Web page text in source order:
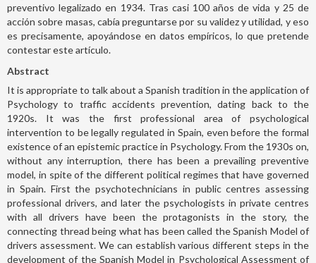
preventivo legalizado en 1934. Tras casi 100 años de vida y 25 de
acción sobre masas, cabía preguntarse por su validez y utilidad, y eso
es precisamente, apoyándose en datos empíricos, lo que pretende
contestar este artículo.
Abstract
It is appropriate to talk about a Spanish tradition in the application of
Psychology to traffic accidents prevention, dating back to the
1920s. It was the first professional area of psychological
intervention to be legally regulated in Spain, even before the formal
existence of an epistemic practice in Psychology. From the 1930s on,
without any interruption, there has been a prevailing preventive
model, in spite of the different political regimes that have governed
in Spain. First the psychotechnicians in public centres assessing
professional drivers, and later the psychologists in private centres
with all drivers have been the protagonists in the story, the
connecting thread being what has been called the Spanish Model of
drivers assessment. We can establish various different steps in the
development of the Spanish Model in Psychological Assessment of